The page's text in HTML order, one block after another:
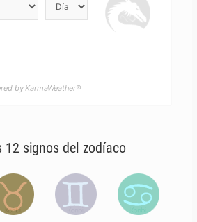
by KarmaWeather®
12 signos del zodíaco